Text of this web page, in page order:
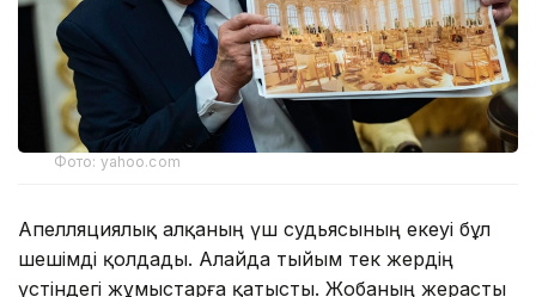
Фото: yahoo.com
Апелляциялық алқаның үш судьясының екеуі бұл
шешімді қолдады. Алайда тыйым тек жердің
үстіндегі жұмыстарға қатысты. Жобаның жерасты